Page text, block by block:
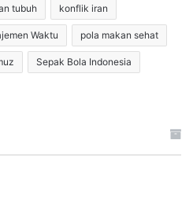
tubuh konflik iran
Waktu pola makan sehat
Sepak Bola Indonesia